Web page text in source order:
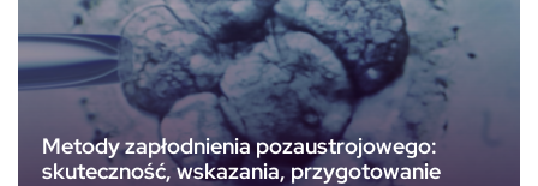
Metody zapłodnienia pozaustrojowego:
skuteczność, wskazania, przygotowanie